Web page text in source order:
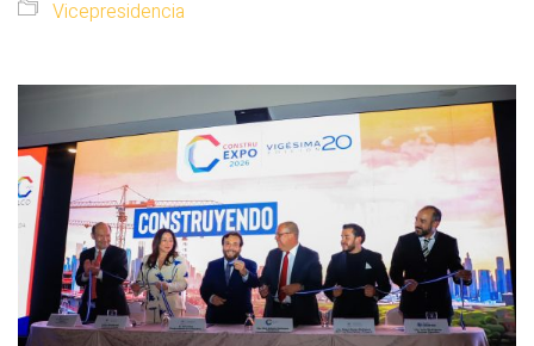
Vicepresidencia